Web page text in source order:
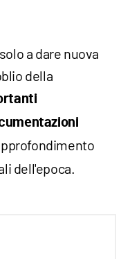
a dare nuova
della
dell'epoca.